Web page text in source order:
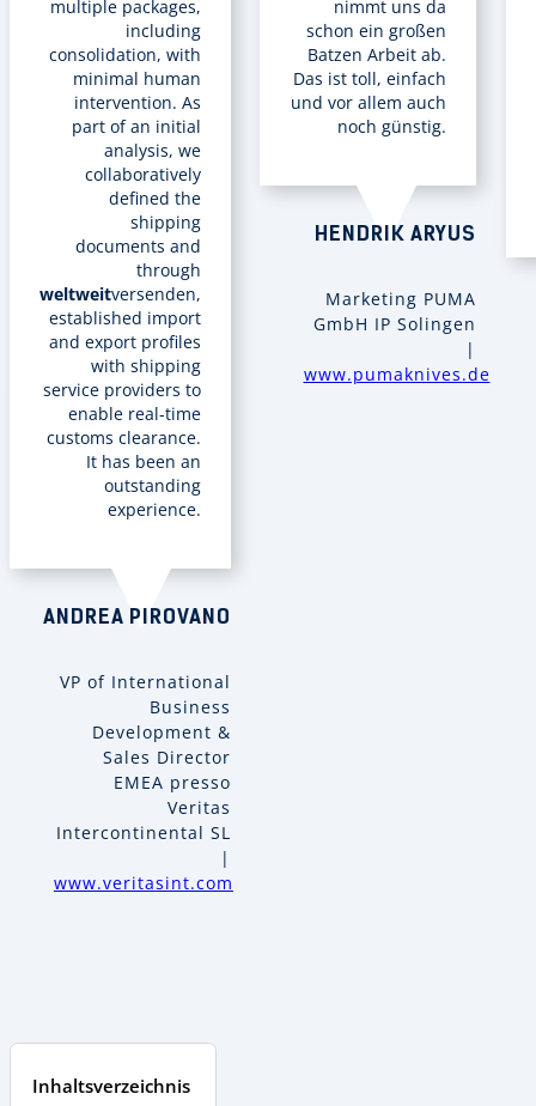
Inhaltsverzeichnis
multiple packages,
including
consolidation, with
minimal human
intervention. As
part of an initial
analysis, we
collaboratively
defined the
shipping
documents and
through
weltweitversenden,
established import
and export profiles
with shipping
service providers to
enable real-time
customs clearance.
It has been an
outstanding
experience.
ANDREA PIROVANO
VP of International
Business
Development &
Sales Director
EMEA presso
Veritas
Intercontinental SL
|
www.veritasint.com
nimmt uns da
schon ein großen
Batzen Arbeit ab.
Das ist toll, einfach
und vor allem auch
noch günstig.
HENDRIK ARYUS
Marketing PUMA
GmbH IP Solingen
|
www.pumaknives.de